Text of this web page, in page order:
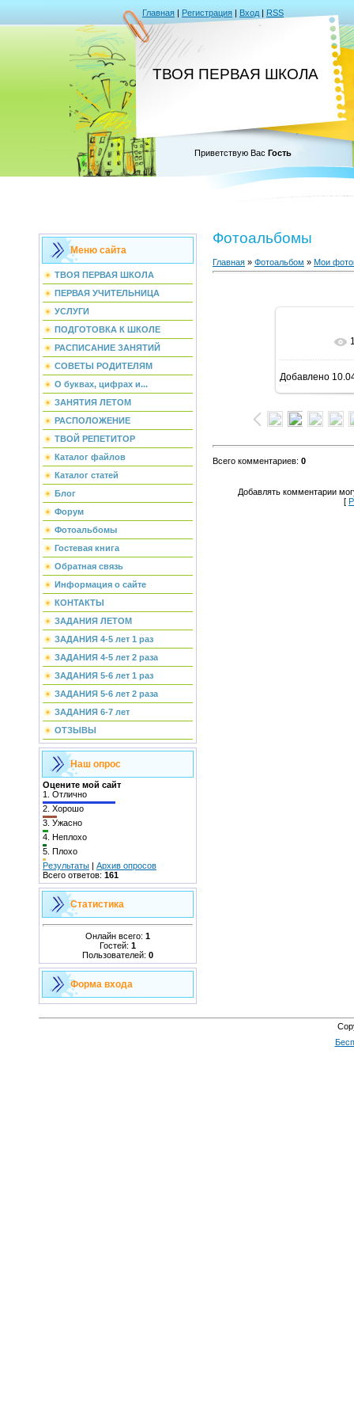
Главная | Регистрация | Вход | RSS
ТВОЯ ПЕРВАЯ ШКОЛА
Приветствую Вас Гость
Меню сайта
ТВОЯ ПЕРВАЯ ШКОЛА
ПЕРВАЯ УЧИТЕЛЬНИЦА
УСЛУГИ
ПОДГОТОВКА К ШКОЛЕ
РАСПИСАНИЕ ЗАНЯТИЙ
СОВЕТЫ РОДИТЕЛЯМ
О буквах, цифрах и...
ЗАНЯТИЯ ЛЕТОМ
РАСПОЛОЖЕНИЕ
ТВОЙ РЕПЕТИТОР
Каталог файлов
Каталог статей
Блог
Форум
Фотоальбомы
Гостевая книга
Обратная связь
Информация о сайте
КОНТАКТЫ
ЗАДАНИЯ ЛЕТОМ
ЗАДАНИЯ 4-5 лет 1 раз
ЗАДАНИЯ 4-5 лет 2 раза
ЗАДАНИЯ 5-6 лет 1 раз
ЗАДАНИЯ 5-6 лет 2 раза
ЗАДАНИЯ 6-7 лет
ОТЗЫВЫ
Наш опрос
Оцените мой сайт
1. Отлично
2. Хорошо
3. Ужасно
4. Неплохо
5. Плохо
Результаты | Архив опросов
Всего ответов: 161
Статистика
Онлайн всего: 1
Гостей: 1
Пользователей: 0
Форма входа
Фотоальбомы
Главная » Фотоальбом » Мои
В
Добавлено
Всего комментариев: 0
Добавлять комментарии
[